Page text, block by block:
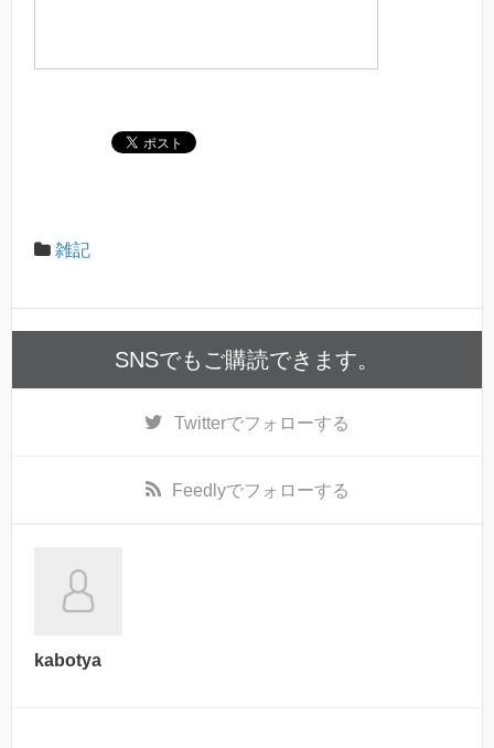
雑記
SNSでもご購読できます。
Twitterでフォローする
Feedlyでフォローする
kabotya